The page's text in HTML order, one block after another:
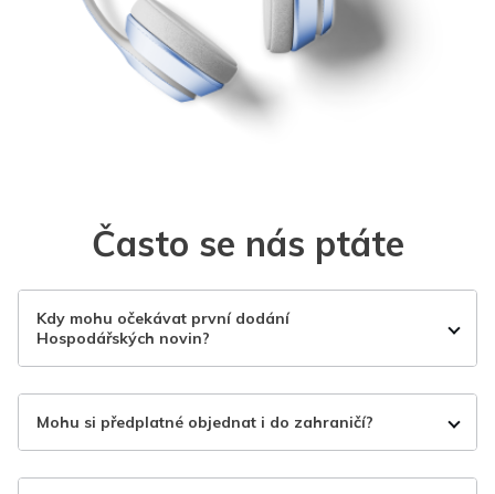
Často se nás ptáte
Kdy mohu očekávat první dodání
Hospodářských novin?
Mohu si předplatné objednat i do zahraničí?